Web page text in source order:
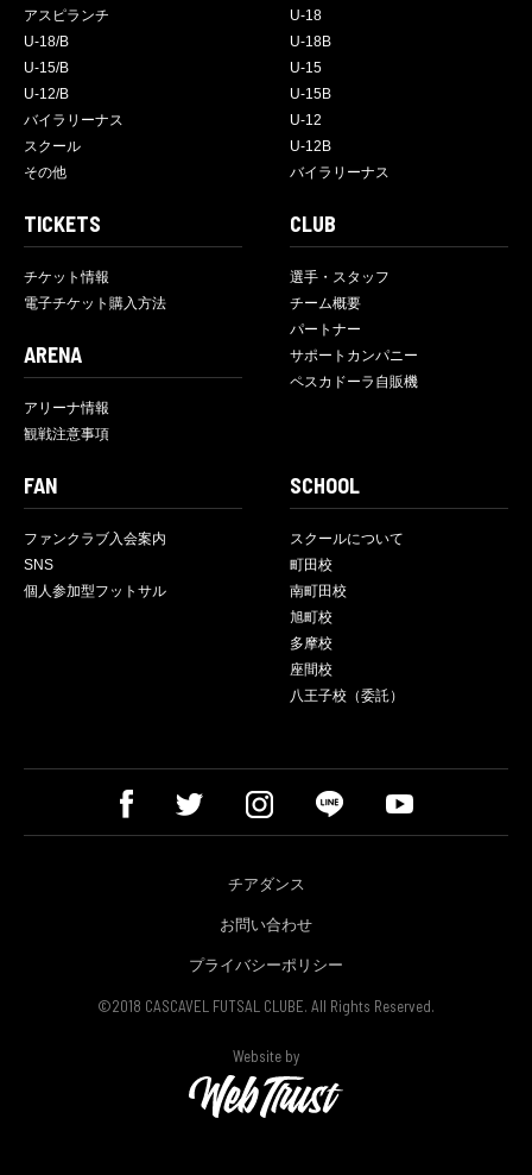
アスピランチ
U-18/B
U-15/B
U-12/B
バイラリーナス
スクール
その他
U-18
U-18B
U-15
U-15B
U-12
U-12B
バイラリーナス
TICKETS
チケット情報
電子チケット購入方法
ARENA
アリーナ情報
観戦注意事項
CLUB
選手・スタッフ
チーム概要
パートナー
サポートカンパニー
ペスカドーラ自販機
FAN
ファンクラブ入会案内
SNS
個人参加型フットサル
SCHOOL
スクールについて
町田校
南町田校
旭町校
多摩校
座間校
八王子校（委託）
チアダンス
お問い合わせ
プライバシーポリシー
©2018 CASCAVEL FUTSAL CLUBE. All Rights Reserved.
Website by